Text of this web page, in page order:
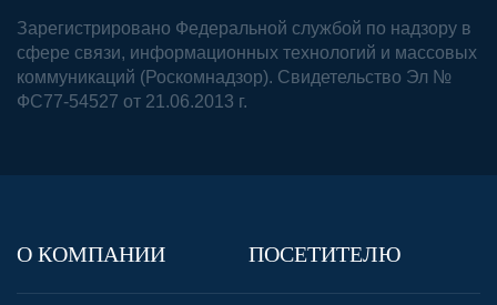
Зарегистрировано Федеральной службой по надзору в
сфере связи, информационных технологий и массовых
коммуникаций (Роскомнадзор). Свидетельство Эл №
ФС77-54527 от 21.06.2013 г.
О КОМПАНИИ ПОСЕТИТЕЛЮ